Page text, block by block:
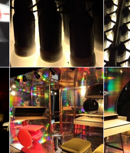
ELLE DECOR ITALIA: DESIGN FOR
Rosy Villa
ELLE
LIFE
Rosy
ELLE DECOR ITALIA: DESIGN FOR
LIFE
Anna Scagnellato
ELLE
LIFE
Anna